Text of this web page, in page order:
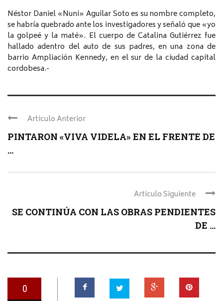
Néstor Daniel «Nuni» Aguilar Soto es su nombre completo,
se habría quebrado ante los investigadores y señaló que «yo
la golpeé y la maté». El cuerpo de Catalina Gutiérrez fue
hallado adentro del auto de sus padres, en una zona de
barrio Ampliación Kennedy, en el sur de la ciudad capital
cordobesa.-
Articulo Anterior
PINTARON «VIVA VIDELA» EN EL FRENTE DE
...
Articulo Siguiente
SE CONTINÚA CON LAS OBRAS PENDIENTES
DE ...
0